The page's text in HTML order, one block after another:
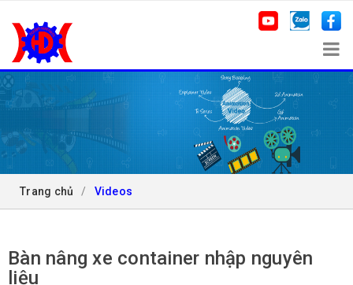
Trang chủ / Videos
Bàn nâng xe container nhập nguyên
liệu